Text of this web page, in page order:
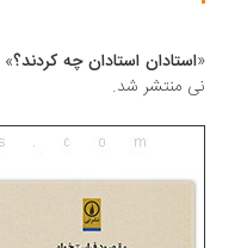
استادان چه کردند؟ » تالیف
منتشر شد.